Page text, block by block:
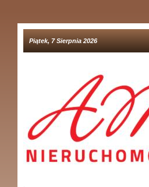
Piątek, 7 Sierpnia 2026